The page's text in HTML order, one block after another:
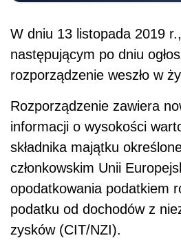
W dniu 13 listopada 2019
następującym po dniu
rozporządzenie weszło w
Rozporządzenie zawiera
informacji o wysokości
składnika majątku
członkowskim Unii
opodatkowania podatkiem
podatku od dochodów z
zysków (CIT/NZI).